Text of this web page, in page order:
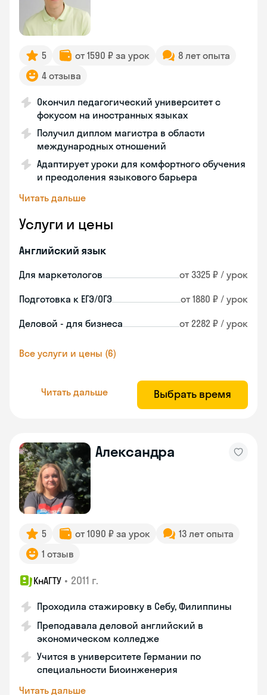
5 от 1590 ₽ за урок
8 лет опыта
4 отзыва
Окончил педагогический университет с
фокусом на иностранных языках
Получил диплом магистра в области
международных отношений
Адаптирует уроки для комфортного обучения
и преодоления языкового барьера
Читать дальше
Услуги и цены
Английский язык
Для маркетологов от 3325 ₽ / урок
Подготовка к ЕГЭ/ОГЭ от 1880 ₽ / урок
Деловой - для бизнеса от 2282 ₽ / урок
Все услуги и цены (6)
Читать дальше Выбрать время
Александра
5 от 1090 ₽ за урок
13 лет опыта
1 отзыв
КнАГТУ • 2011 г.
Проходила стажировку в Себу, Филиппины
Преподавала деловой английский в
экономическом колледже
Учится в университете Германии по
специальности Биоинженерия
Читать дальше